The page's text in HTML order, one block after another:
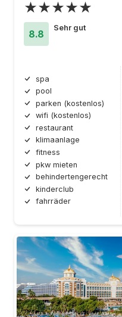
★★★★★
8.8
Sehr gut
spa
pool
parken (kostenlos)
wifi (kostenlos)
restaurant
klimaanlage
fitness
pkw mieten
behindertengerecht
kinderclub
fahrräder